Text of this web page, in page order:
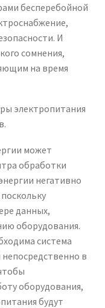
бесперебойной
И
сомнения,
на время
электропитания
может
обработки
негативно
данных,
оборудования.
система
в
оборудования,
будут